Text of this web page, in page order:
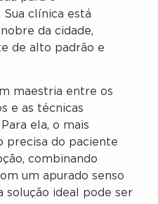
clínica está
da cidade,
de alto padrão e
maestria entre os
e as técnicas
ela, o mais
precisa do paciente
combinando
um apurado senso
solução ideal pode ser